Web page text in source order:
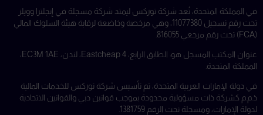
في المملكة المتحدة، تُعد شركة توركس ليمتد شركة مسجلة في إنجلترا وويلز
تحت رقم تسجيل 11077380، وهي مرخصة وخاضعة لرقابة هيئة السلوك المالي
(FCA) تحت رقم مرجعي 816055.
عنوان المكتب المسجل هو: الطابق الرابع، 4 Eastcheap، لندن، EC3M 1AE،
المملكة المتحدة.
في دولة الإمارات العربية المتحدة، تم تأسيس شركة توركس للخدمات المالية
ذ.م.م كشركة ذات مسؤولية محدودة بموجب قوانين دبي والقوانين الاتحادية
لدولة الإمارات، ومسجلة تحت الرقم 1381759.